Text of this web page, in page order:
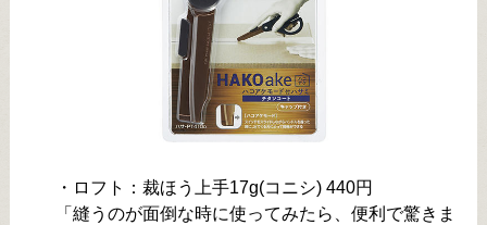
・ロフト：裁ほう上手17g(コニシ) 440円
「縫うのが面倒な時に使ってみたら、便利で驚きま